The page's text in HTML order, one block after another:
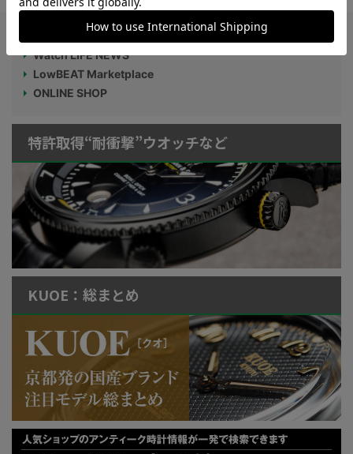
Watch LIFE NEWS
LowBEAT Marketplace
ONLINE SHOP
特許取得“耐衝撃”ウオッチなど
KUOE：総まとめ